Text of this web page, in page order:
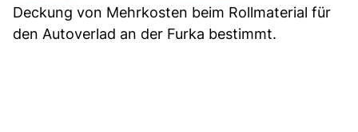
Deckung von Mehrkosten beim Rollmaterial für
den Autoverlad an der Furka bestimmt.